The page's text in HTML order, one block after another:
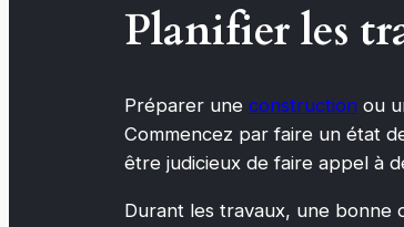
Planifier les
Préparer une construction ou
Commencez par faire un état
être judicieux de faire appel à
Durant les travaux, une bonne